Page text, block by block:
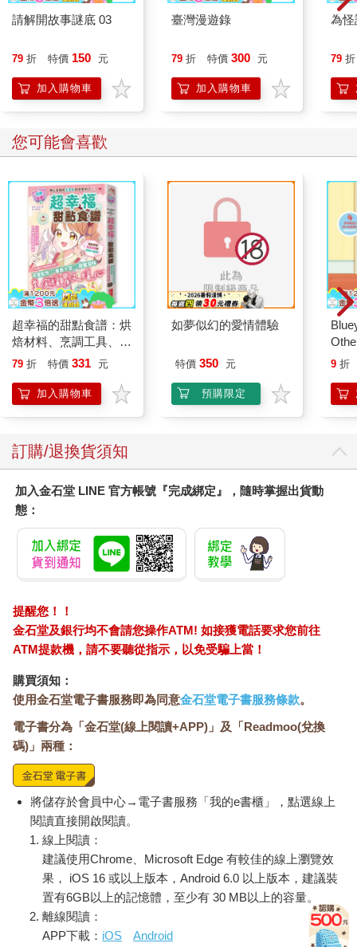
成為有同理心、善良體貼的人息息相關。如果你了解這些大腦區
域，不只會覺得自己思考更敏銳，也能更有條理地談論你如何學
力的。
另外，我也會把敘述方式簡化。一般的神經科學入門課就像《戰
爭與和平》那麼厚重，鉅細靡遺地解釋各種腦區，而我會給你的
是「重點濃縮版」。以焦慮為例，當你感到焦慮並努力調適時，
至少會有十一個不同的大腦區域同時參與。完整描述起來，動輒
要寫上好幾頁（而且讀著讀著，可能還會意外刺激到那些對焦慮
別關鍵的大腦區域來說明。我希望讓神經科學的內容能簡短、有
趣、切中要點，並保證不會塞給你一堆讓人懷疑「我到底幹嘛學
這些？」的專有名詞。
在本書裡，你還會得到一般課堂上不會有的東西──實用工具包。
每一章的最後，都會附上一份有趣的「試試看」小清單，裡面是
經過科學家背書的實用策略。大部分策略都不用花錢，但如果你
喜歡透過應用程式來輔助，我也會告訴你該挑什麼、該避什麼。
我的目標是把嚴謹的科學，過濾成對你真正有用的內容。
你很快就會發現，有些章節提供好幾個策略（例如第二章有五個
提升創造力的方法），而有些章節只有少數幾個（第八章只有兩
個幫助你培養同理心的策略）。這並不是說同理心的重要性比不
解，所以我會多花些時間分辨哪些方法有效、哪些無效，以及為
什麼。我希望你比多數人更聰明，也不希望你去追無效的策略，
在本書裡，我還加入了兩個我很喜歡、但在大學課堂上通常不會
「什麼做法行不通」（What Doesn’t Work）的單元，專門拆解那
些雖然廣受歡迎，但其實缺乏科學支持的策略。其次，我希望這
本書能幫助更多人，因此在部分章節中，會附上一個「年齡有差
嗎？」（Does Age Matter?）的段落。當我找到可靠的科學依
據，顯示六十歲以上成年人有更好的方法時，就會一併收錄進
課堂裡，教授會假設你每週花好幾個小時來閱讀並研究課程內
容。但我不會這樣假設。即使有，我頂多希望你能抽十五分鐘自
己查些資料，不過這也不是必要的。我假定你會把這本書擠進繁
忙的生活裡，在公車上、午餐時間、睡前，隨手翻一下，希望能
找到可以融入日常的新方法。考量到「最忙碌的你」，我也盡量
在每個章提供至少一個每天花不到十分鐘就能實踐的策略。這樣
的策略其實很多。如果你連這樣都沒時間，不妨翻到本書後面的
附錄，裡面會告訴你該去哪裡找到最快上手的策略。
到目的地了嗎？
每本書都有它的起點，這本書的故事，要從三十多年前開始說
起。
我在一九九○年代初期開始念研究所，當時的目標是把神經科學應
用在真實世界的問題上。具體來說，我想知道，透過練習，人是
否可以提升多工處理的能力。那時候多工處理這個概念在科學界
還很新穎，甚至沒有這個名稱。我們當時叫它「任務切換」，雖
然不夠吸引人，但其實這個詞更精確。我也想知道，大腦哪些區
域會參與多工處理。如果一個人的多工處理能力進步了，是啟用
了不同的腦區，還是讓原本使用的腦區變得更有效率？
請解開故事謎底 03
79 折 特價 150 元
加入購物車
臺灣漫遊錄
79 折 特價 300 元
加入購物車
為怪
79 折
您可能會喜歡
超幸福的甜點食譜：烘
焙材料、烹調工具、可
愛配色【閃亮女孩6】
79 折 特價 331 元
加入購物車
如夢似幻的愛情體驗
特價 350 元
預購限定
9 折
訂購/退換貨須知
加入金石堂 LINE 官方帳號『完成綁定』，隨時掌握出貨動
態：
提醒您！！
金石堂及銀行均不會請您操作ATM! 如接獲電話要求您前往
ATM提款機，請不要聽從指示，以免受騙上當！
購買須知：
使用金石堂電子書服務即為同意金石堂電子書服務條款。
電子書分為「金石堂(線上閱讀+APP)」及「Readmoo(兌換
碼)」兩種：
將儲存於會員中心→電子書服務「我的e書櫃」，點選線上
閱讀直接開啟閱讀。
線上閱讀：
建議使用Chrome、Microsoft Edge 有較佳的線上瀏覽效
果， iOS 16 或以上版本，Android 6.0 以上版本，建議裝
置有6GB以上的記憶體，至少有 30 MB以上的容量。
離線閱讀：
APP下載： iOS
Android